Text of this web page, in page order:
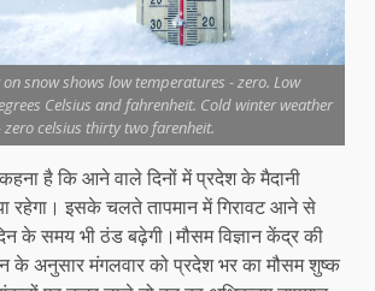
snow shows low temperatures - zero. Low
Celsius and fahrenheit. Cold winter weather
zero celsius thirty two farenheit.
कहना है कि आने वाले दिनों में प्रदेश के मैदानी
रहेगा। इसके चलते तापमान में गिरावट आने से
के समय भी ठंड बढ़ेगी।मौसम विज्ञान केंद्र की
के अनुसार मंगलवार को प्रदेश भर का मौसम शुष्क